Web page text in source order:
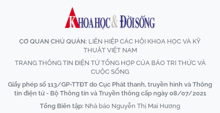
CƠ QUAN CHỦ QUẢN: LIÊN HIỆP CÁC HỘI KHOA HỌC VÀ KỸ
THUẬT VIỆT NAM
TRANG THÔNG TIN ĐIỆN TỬ TỔNG HỢP CỦA BÁO TRI THỨC VÀ
CUỘC SỐNG
Giấy phép số 113/GP-TTĐT do Cục Phát thanh, truyền hình và Thông
tin điện tử - Bộ Thông tin và Truyền thông cấp ngày 08/07/2021
Tổng Biên tập: Nhà báo Nguyễn Thị Mai Hương